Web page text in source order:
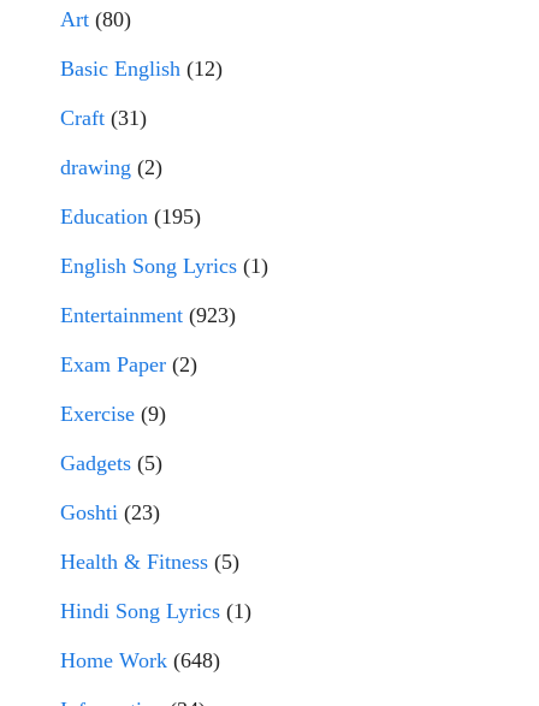
Art (80)
Basic English (12)
Craft (31)
drawing (2)
Education (195)
English Song Lyrics (1)
Entertainment (923)
Exam Paper (2)
Exercise (9)
Gadgets (5)
Goshti (23)
Health & Fitness (5)
Hindi Song Lyrics (1)
Home Work (648)